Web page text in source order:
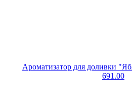
Ароматизатор для доливки
691.00